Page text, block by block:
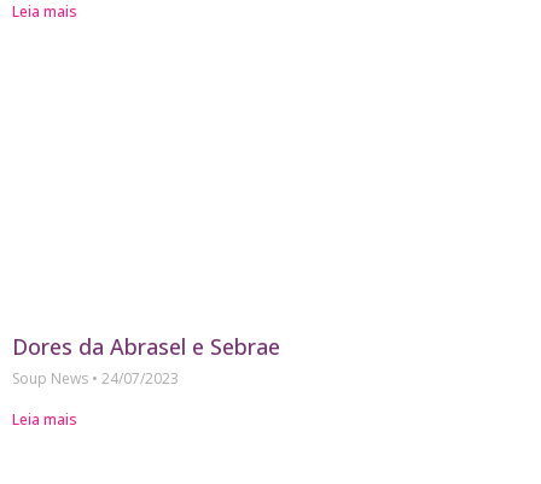
Leia mais
Dores da Abrasel e Sebrae
Soup News
24/07/2023
Leia mais